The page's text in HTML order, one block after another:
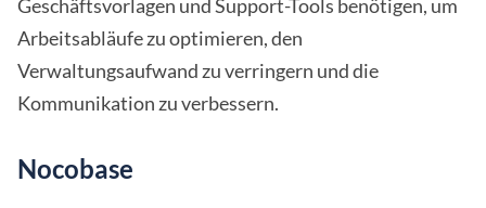
Geschäftsvorlagen und Support-Tools benötigen, um
Arbeitsabläufe zu optimieren, den
Verwaltungsaufwand zu verringern und die
Kommunikation zu verbessern.
Nocobase